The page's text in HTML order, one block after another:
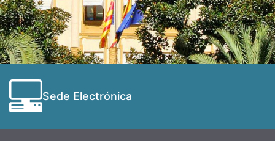
Sede Electrónica